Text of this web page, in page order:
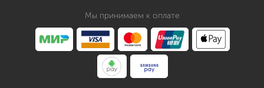
Мы принимаем к оплате